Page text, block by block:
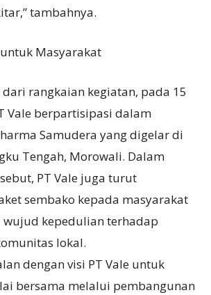
tambahnya.
Masyarakat
rangkaian kegiatan, pada 15
Vale berpartisipasi dalam
Samudera yang digelar di
Tengah, Morowali. Dalam
PT Vale juga turut
sembako kepada masyarakat
wujud kepedulian terhadap
lokal.
dengan visi PT Vale untuk
bersama melalui pembangunan